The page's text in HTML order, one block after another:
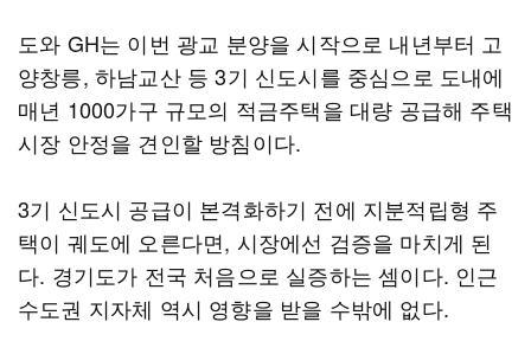
도와 GH는 이번 광교 분양을 시작으로 내년부터 고
양창릉, 하남교산 등 3기 신도시를 중심으로 도내에
매년 1000가구 규모의 적금주택을 대량 공급해 주택
시장 안정을 견인할 방침이다.
3기 신도시 공급이 본격화하기 전에 지분적립형 주
택이 궤도에 오른다면, 시장에선 검증을 마치게 된
다. 경기도가 전국 처음으로 실증하는 셈이다. 인근
수도권 지자체 역시 영향을 받을 수밖에 없다.